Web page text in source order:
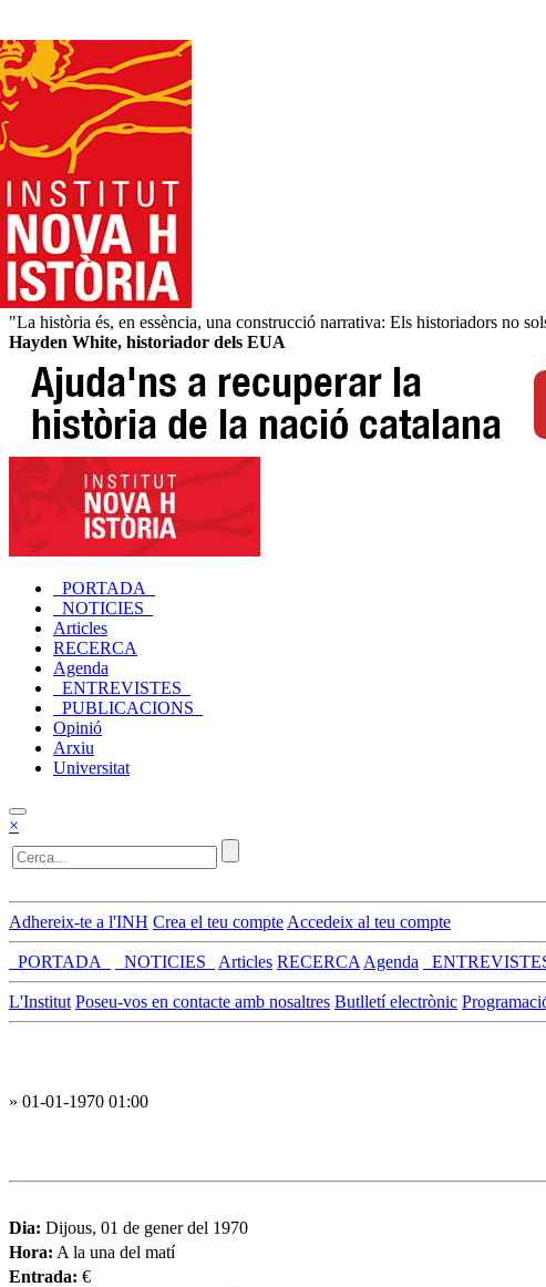
"La història és, en essència, una construcció narrativa: Els historiadors no
Hayden White, historiador dels EUA
_PORTADA_
_NOTICIES_
Articles
RECERCA
Agenda
_ENTREVISTES_
_PUBLICACIONS_
Opinió
Arxiu
Universitat
×
Adhereix-te a l'INH Crea el teu compte Accedeix al teu compte
_PORTADA_ _NOTICIES_ Articles RECERCA Agenda
L'Institut Poseu-vos en contacte amb nosaltres Butlletí electrònic
» 01-01-1970 01:00
Dia: Dijous, 01 de gener del 1970
Hora: A la una del matí
Entrada: €